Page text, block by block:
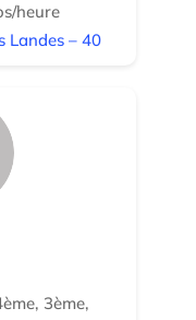
heure
Landes – 40
3ème,